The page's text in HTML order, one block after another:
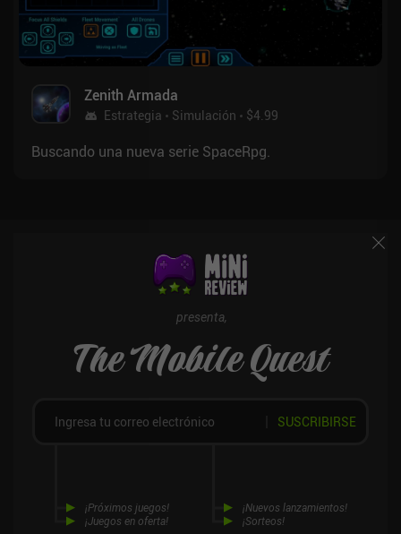
Zenith Armada
Estrategia Simulación $4.99
Buscando una nueva serie SpaceRpg.
presenta,
The Mobile Quest
¡Próximos juegos!
¡Juegos en oferta!
¡Nuevos lanzamientos!
¡Sorteos!
SUSCRIBIRSE